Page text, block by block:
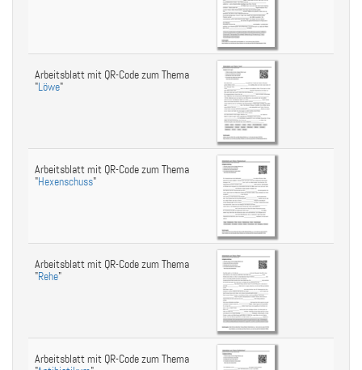
Arbeitsblatt mit QR-Code zum Thema
"Löwe"
Arbeitsblatt mit QR-Code zum Thema
"Hexenschuss"
Arbeitsblatt mit QR-Code zum Thema
"Rehe"
Arbeitsblatt mit QR-Code zum Thema